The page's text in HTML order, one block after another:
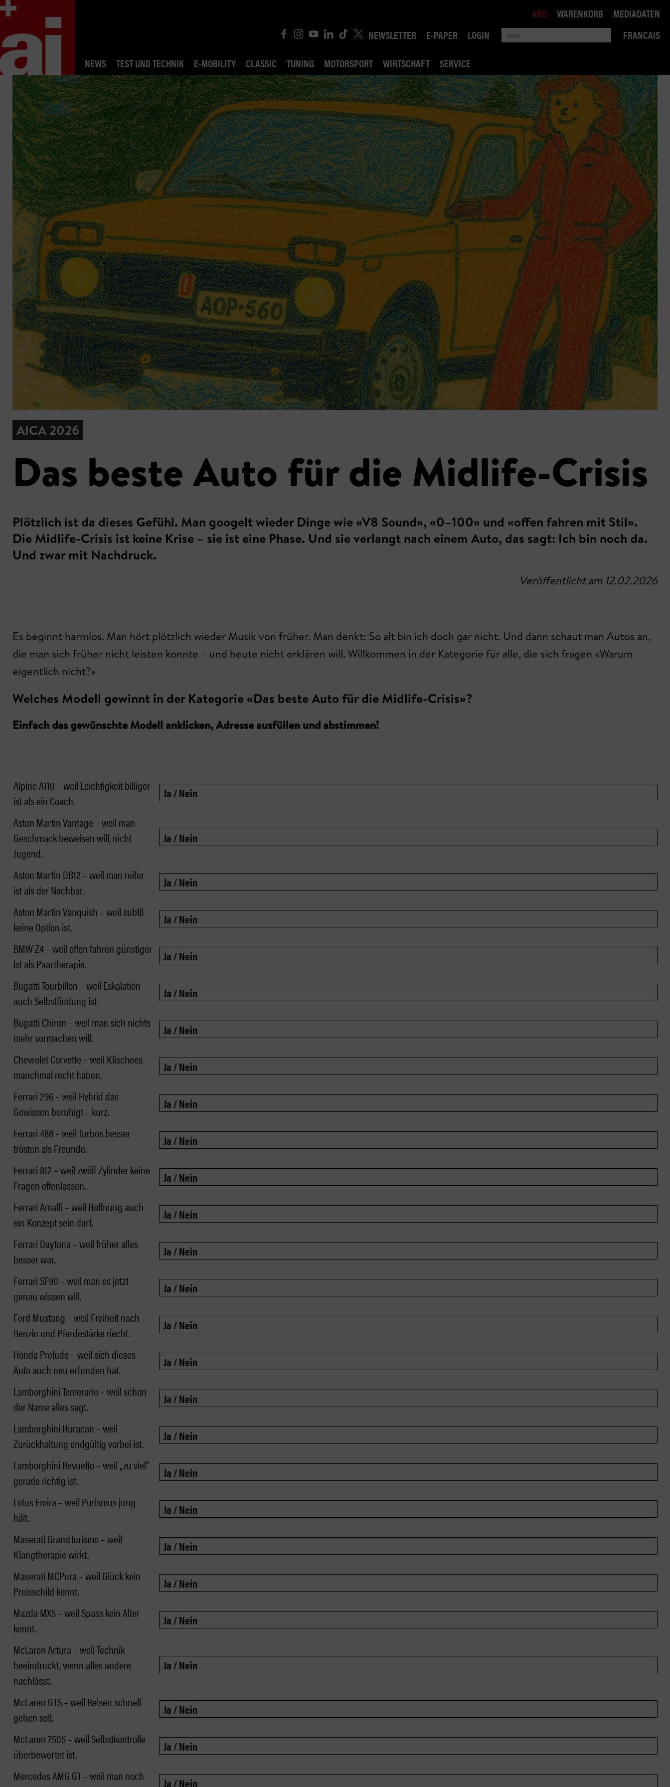
NEWSLETTER E-PAPER LOGIN
FRANCAIS
NEWS
TEST UND TECHNIK E-MOBILITY CLASSIC TUNING MOTORSPORT WIRTSCHAFT SERVICE
ROBIN ROAD
AI RECHTSBERATUNG
VERKEHRSPOLITIK
WETTBEWERB
ABO WARENKORB MEDIADATEN
AICA 2026
Das beste Auto für die Midlife-Crisis
Plötzlich ist da dieses Gefühl. Man googelt wieder Dinge wie «V8 Sound», «0–100» und «offen fahren mit Stil».
Die Midlife-Crisis ist keine Krise – sie ist eine Phase. Und sie verlangt nach einem Auto, das sagt: Ich bin noch da.
Und zwar mit Nachdruck.
Veröffentlicht am 12.02.2026
Es beginnt harmlos. Man hört plötzlich wieder Musik von früher. Man denkt: So alt bin ich doch gar nicht. Und dann schaut man Autos an,
die man sich früher nicht leisten konnte – und heute nicht erklären will. Willkommen in der Kategorie für alle, die sich fragen «Warum
eigentlich nicht?»
Welches Modell gewinnt in der Kategorie «Das beste Auto für die Midlife-Crisis»?
Einfach das gewünschte Modell anklicken, Adresse ausfüllen und abstimmen!
Alpine A110 – weil Leichtigkeit billiger
ist als ein Coach.
Aston Martin Vantage – weil man
Geschmack beweisen will, nicht
Jugend.
Aston Martin DB12 – weil man reifer
ist als der Nachbar.
Aston Martin Vanquish – weil subtil
keine Option ist.
BMW Z4 – weil offen fahren günstiger
ist als Paartherapie.
Bugatti Tourbillon – weil Eskalation
auch Selbstfindung ist.
Bugatti Chiron – weil man sich nichts
mehr vormachen will.
Chevrolet Corvette – weil Klischees
manchmal recht haben.
Ferrari 296 – weil Hybrid das
Gewissen beruhigt – kurz.
Ferrari 488 – weil Turbos besser
trösten als Freunde.
Ferrari 812 – weil zwölf Zylinder keine
Fragen offenlassen.
Ferrari Amalfi – weil Hoffnung auch
ein Konzept sein darf.
Ferrari Daytona – weil früher alles
besser war.
Ferrari SF90 – weil man es jetzt
genau wissen will.
Ford Mustang – weil Freiheit nach
Benzin und Pferdestärke riecht.
Honda Prelude – weil sich dieses
Auto auch neu erfunden hat.
Lamborghini Temerario – weil schon
der Name alles sagt.
Lamborghini Huracan – weil
Zurückhaltung endgültig vorbei ist.
Lamborghini Revuelto – weil „zu viel“
gerade richtig ist.
Lotus Emira – weil Purismus jung
hält.
Maserati GrandTurismo – weil
Klangtherapie wirkt.
Maserati MCPura – weil Glück kein
Preisschild kennt.
Mazda MX5 – weil Spass kein Alter
kennt.
McLaren Artura – weil Technik
beeindruckt, wenn alles andere
nachlässt.
McLaren GTS – weil Reisen schnell
gehen soll.
McLaren 750S – weil Selbstkontrolle
überbewertet ist.
Mercedes AMG GT – weil man noch